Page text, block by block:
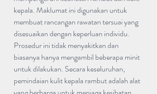
kepala. Maklumat ini digunakan untuk
membuat rancangan rawatan tersuai yang
disesuaikan dengan keperluan individu.
Prosedur ini tidak menyakitkan dan
biasanya hanya mengambil beberapa minit
untuk dilakukan. Secara keseluruhan,
pemindaian kulit kepala rambut adalah alat